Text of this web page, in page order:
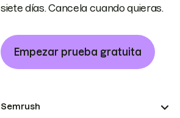
siete días. Cancela cuando quieras.
Empezar prueba gratuita
Semrush